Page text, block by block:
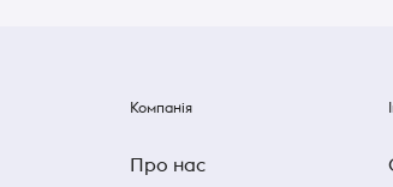
Компанія
Про нас